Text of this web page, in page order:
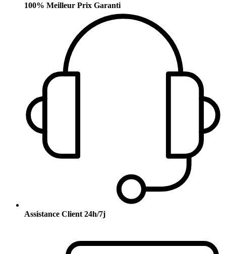
100% Meilleur Prix Garanti
Assistance Client 24h/7j